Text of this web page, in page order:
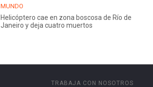
MUNDO
Helicóptero cae en zona boscosa de Río de
Janeiro y deja cuatro muertos
TRABAJA CON NOSOTROS